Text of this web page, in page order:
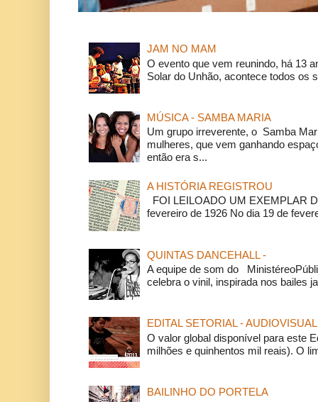
JAM NO MAM
O evento que vem reunindo, há 13
Solar do Unhão, acontece todos os
MÚSICA - SAMBA MARIA
Um grupo irreverente, o Samba
mulheres, que vem ganhando
então era s...
A HISTÓRIA REGISTROU
FOI LEILOADO UM EXEMPLAR
fevereiro de 1926 No dia 19 de
QUINTAS DANCEHALL -
A equipe de som do
celebra o vinil, inspirada nos bailes
EDITAL SETORIAL - AUDIOVISUAL
O valor global disponível para este
milhões e quinhentos mil reais). O
BAILINHO DO PORTELA